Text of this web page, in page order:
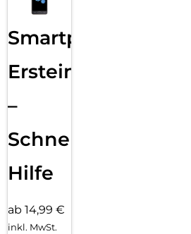
Smartphone
Ersteinrichtung
–
Schnelle
Hilfe
ab 14,99 €
inkl. MwSt.